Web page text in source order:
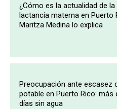
¿Cómo es la actualidad de la
lactancia materna en Puerto
Maritza Medina lo explica
Preocupación ante escasez
potable en Puerto Rico: más
días sin agua